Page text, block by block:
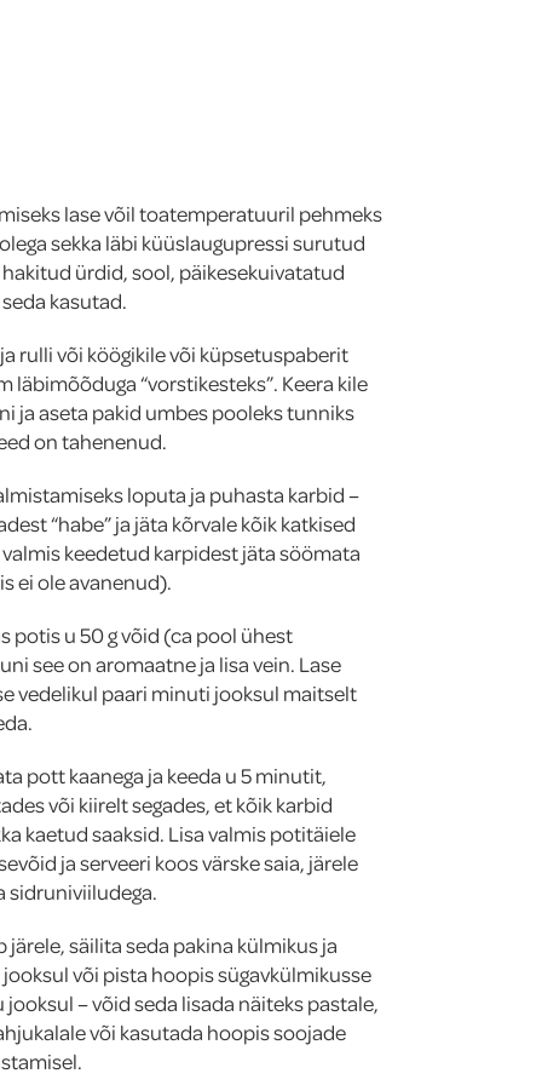
lase võil toatemperatuuril pehmeks
sekka läbi küüslaugupressi surutud
ürdid, sool, päikesekuivatatud
kasutad.
rulli või köögikile või küpsetuspaberit
läbimõõduga “vorstikesteks”. Keera kile
ja aseta pakid umbes pooleks tunniks
on tahenenud.
loputa ja puhasta karbid –
“habe” ja jäta kõrvale kõik katkised
keedetud karpidest jäta söömata
ei ole avanenud).
potis u 50 g võid (ca pool ühest
see on aromaatne ja lisa vein. Lase
vedelikul paari minuti jooksul maitselt
pott kaanega ja keeda u 5 minutit,
või kiirelt segades, et kõik karbid
kaetud saaksid. Lisa valmis potitäiele
ja serveeri koos värske saia, järele
sidruniviiludega.
järele, säilita seda pakina külmikus ja
või pista hoopis sügavkülmikusse
jooksul – võid seda lisada näiteks pastale,
või kasutada hoopis soojade